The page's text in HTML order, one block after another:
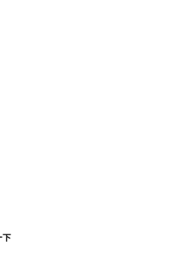
下